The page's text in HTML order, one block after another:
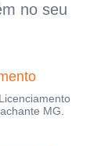
no seu
MG.